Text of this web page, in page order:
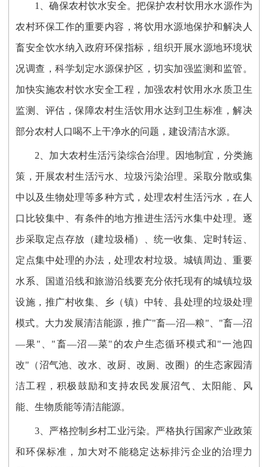
1、确保农村饮水安全。把保护农村饮用水水源作为
农村环保工作的重要内容，将饮用水源地保护和解决人
畜安全饮水纳入政府环保指标，组织开展水源地环境状
况调查，科学划定水源保护区，切实加强监测和监管。
加快实施农村饮水安全工程，加强农村饮用水水质卫生
监测、评估，保障农村生活饮用水达到卫生标准，解决
部分农村人口喝不上干净水的问题，建设清洁水源。
2、加大农村生活污染综合治理。因地制宜，分类施
策，开展农村生活污水、垃圾污染治理。采取分散或集
中以及生物处理等多种方式，处理农村生活污水，在人
口比较集中、有条件的地方推进生活污水集中处理。逐
步采取定点存放（建垃圾桶）、统一收集、定时转运、
定点集中处理的办法，处理农村垃圾。城镇周边、重要
水系、国道沿线和旅游沿线要充分依托现有的城镇垃圾
设施，推广村收集、乡（镇）中转、县处理的垃圾处理
模式。大力发展清洁能源，推广"畜—沼—粮"、"畜—沼
—果"、"畜—沼—菜"的农户生态循环模式和"一池四
改"（沼气池、改水、改厨、改厕、改圈）的生态家园清
洁工程，积极鼓励和支持农民发展沼气、太阳能、风
能、生物质能等清洁能源。
3、严格控制乡村工业污染。严格执行国家产业政策
和环保标准，加大对不能稳定达标排污企业的治理力